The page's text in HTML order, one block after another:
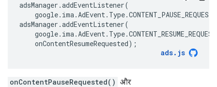
adsManager .addEventListener(
google. ima.AdEvent. Type.
adsManager .addEventListener(
google. ima.AdEvent. Type.
onContentResumeRequested);
ads. js
onContentPauseRequested() और